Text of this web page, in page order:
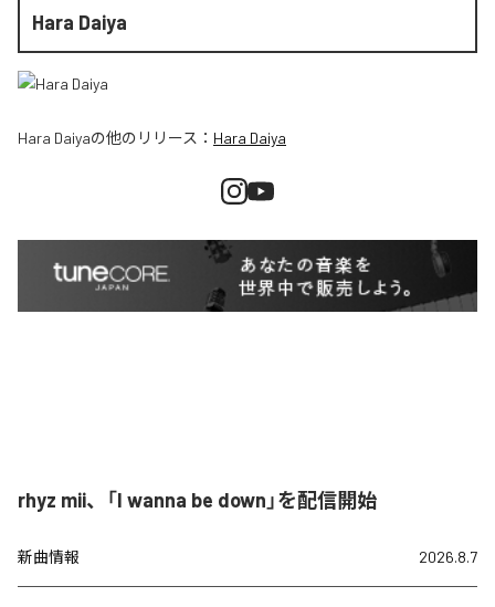
Hara Daiya
Hara Daiyaの他のリリース： Hara Daiya
rhyz mii、「I wanna be down」を配信開始
新曲情報 2026.8.7